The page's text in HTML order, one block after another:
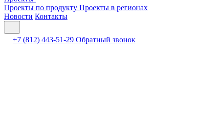
Проекты по продукту Проекты в регионах
Новости Контакты
+7 (812) 443-51-29 Обратный звонок